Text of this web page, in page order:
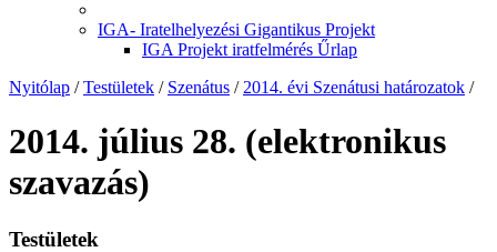
IGA- Iratelhelyezési Gigantikus Projekt
IGA Projekt iratfelmérés Űrlap
Nyitólap / Testületek / Szenátus / 2014. évi Szenátusi határozatok /
2014. július 28. (elektronikus
szavazás)
Testületek